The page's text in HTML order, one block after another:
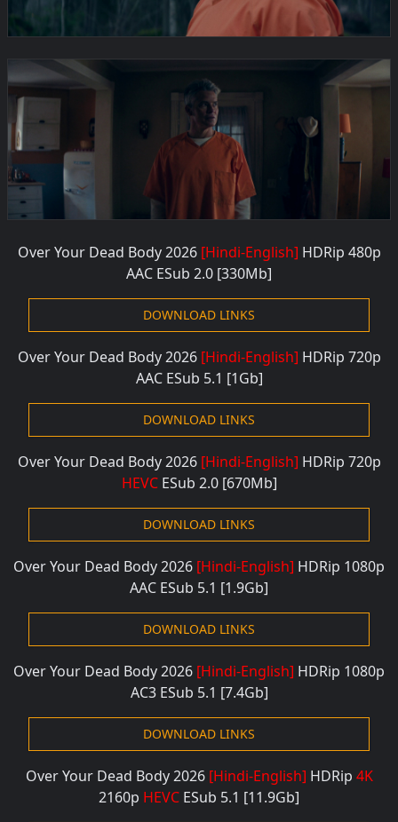
Over Your Dead Body 2026 [Hindi-English] HDRip 480p
AAC ESub 2.0 [330Mb]
DOWNLOAD LINKS
Over Your Dead Body 2026 [Hindi-English] HDRip 720p
AAC ESub 5.1 [1Gb]
DOWNLOAD LINKS
Over Your Dead Body 2026 [Hindi-English] HDRip 720p
HEVCESub 2.0 [670Mb]
DOWNLOAD LINKS
Over Your Dead Body 2026 [Hindi-English] HDRip 1080p
AAC ESub 5.1 [1.9Gb]
DOWNLOAD LINKS
Over Your Dead Body 2026 [Hindi-English] HDRip 1080p
AC3ESub 5.1 [7.4Gb]
DOWNLOAD LINKS
Over Your Dead Body 2026 [Hindi-English] HDRip 4K
2160p HEVC ESub 5.1 [11.9Gb]